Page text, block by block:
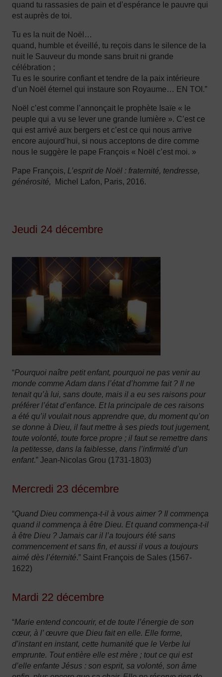
quand tu rassasies de pain et d’espérance le pauvre qui
est auprès de toi.
Tu es la nuit de Noël…
quand, humble et éveillé, tu reçois dans le silence de la
nuit le Sauveur du monde sans bruit ni grande
célébration ;
Tu es le sourire confiant et tendre de la paix intérieure
d’un Noël éternel qui instaure son Royaume… EN TOI.”
Noël c’est comme l’annonçait le prophète Isaïe « le
peuple qui a vu se lever une grande lumière ». C’est ce
qui est arrivé aux bergers et c’est ce qui nous arrive
encore aujourd’hui, si nous acceptons de dire comme
nous le suggère le pape François « Noël c’est moi. »
Pape François, L’esprit de Noël : fraternité, tendresse,
générosité, Michel Lafon, Paris, 2016.
Jeudi 24 décembre
“Pourquoi naître petit enfant, pourquoi ne pas venir au
monde comme Adam dans l’état d’homme fait ? Il ne
tenait qu’à lui, sans doute, mais il a eu ses raisons pour
préférer l’état d’enfance. Et la principale de ces raisons
a été qu’il voulait nous apprendre que, du moment qu’on
se donne à Dieu, il faut mettre à ses pieds tout jugement,
toute volonté, toute force propre ; il faut se remettre dans
la petitesse, dans la faiblesse, dans l’infirmité d’un
enfant.” Jean-Nicolas Grou (1731-1803)
Mercredi 23 décembre
“Quand Dieu commença-t-il à vous aimer ? Il commença
quand il commença à être Dieu. Et quand commença-t-il
à être Dieu ? Jamais car il l’a toujours été sans
commencement et sans fin, et aussi il vous a toujours
aimé dès l’éternité.” Saint François de Sales (1567-
1622)
Mardi 22 décembre
“Marie entend concourir, et de toute l’énergie de son
cœur, à l’ œuvre que Dieu fait en elle. Elle forme,
d’instant en instant, cette humanité que le Verbe lui
emprunte. Tout entière elle est mère ; tout ce qui est
d’elle enfante Jésus : son esprit, sa volonté, son âme